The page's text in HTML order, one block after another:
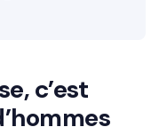
c’est